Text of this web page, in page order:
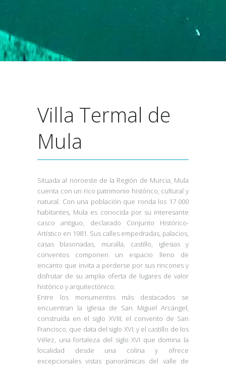
Villa Termal de
Mula
Situada al noroeste de la Región de Murcia, Mula
cuenta con un rico patrimonio histórico, cultural y
natural. Con una población que ronda los 17 000
habitantes, Mula es conocida por su interesante
casco antiguo, declarado Conjunto Histórico-
Artístico en 1981. Sus calles empedradas, palacios,
casas blasonadas, muralla, castillo, iglesias y
conventos componen un espacio lleno de
encanto que invita a perderse por sus rincones y
disfrutar de su amplia oferta de lugares de valor
histórico y arquitectónico.
Entre los monumentos más destacados se
encuentran la iglesia de San Miguel Arcángel,
construida en el siglo XVIII; el convento de San
Francisco, que data del siglo XVI; y el castillo de los
Vélez, una fortaleza del siglo XVI que domina la
localidad desde una colina y ofrece
excepcionales vistas panorámicas del valle de